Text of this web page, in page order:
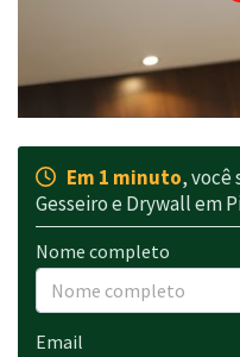
Em 1 minuto, você
Gesseiro e Drywall em
Nome completo
Email